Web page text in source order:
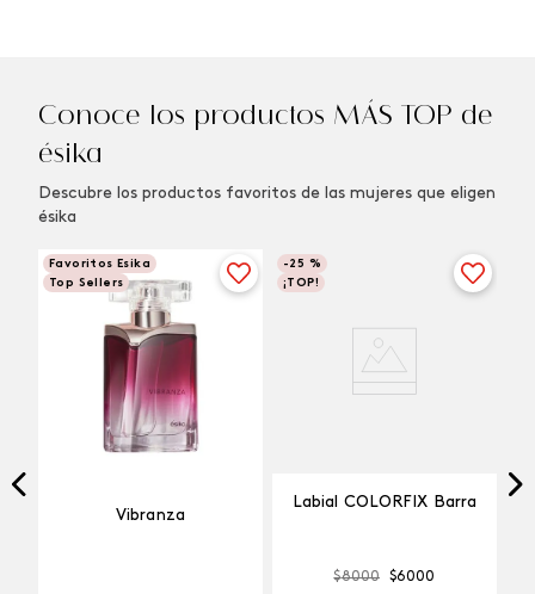
Conoce los productos MÁS TOP de
ésika
Descubre los productos favoritos de las mujeres que eligen
ésika
Favoritos Esika
Top Sellers
Vibranza
-25 %
¡TOP!
Labial COLORFIX Barra
$8000 $6000